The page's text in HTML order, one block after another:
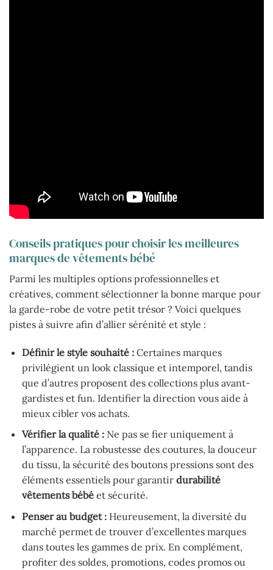
Conseils pratiques pour choisir les meilleures
marques de vêtements bébé
Parmi les multiples options professionnelles et
créatives, comment sélectionner la bonne marque pour
la garde-robe de votre petit trésor ? Voici quelques
pistes à suivre afin d’allier sérénité et style :
Définir le style souhaité :Certaines marques
privilégient un look classique et intemporel, tandis
que d’autres proposent des collections plus avant-
gardistes et fun. Identifier la direction vous aide à
mieux cibler vos achats.
Vérifier la qualité :Ne pas se fier uniquement à
l’apparence. La robustesse des coutures, la douceur
du tissu, la sécurité des boutons pressions sont des
éléments essentiels pour garantir durabilité
vêtements bébéet sécurité.
Penser au budget :Heureusement, la diversité du
marché permet de trouver d’excellentes marques
dans toutes les gammes de prix. En complément,
profiter des soldes, promotions, codes promos ou